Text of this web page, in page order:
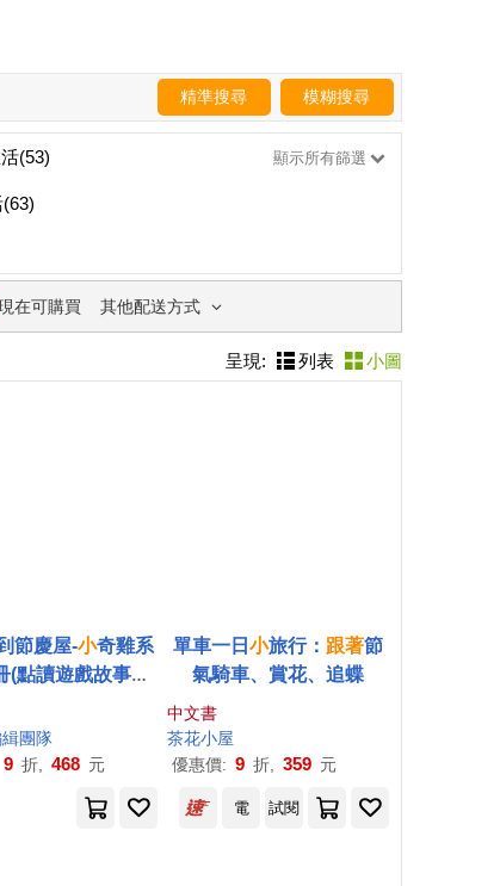
精準搜尋 模糊搜尋
(53) 顯示所有篩選
在可購買 其他配送方式
呈現: 列表 小圖
邱榆
節慶屋-小奇雞系
(點讀遊戲故事繪
媽媽為小雞們安
充滿趣味的探險
，並藏著一個小遊
團隊
9 折, 468 元
單車一日小旅行： 跟著節
氣騎車、賞花、追蝶
中文書
茶花小屋
優惠價: 9 折, 359 元
電 試閱